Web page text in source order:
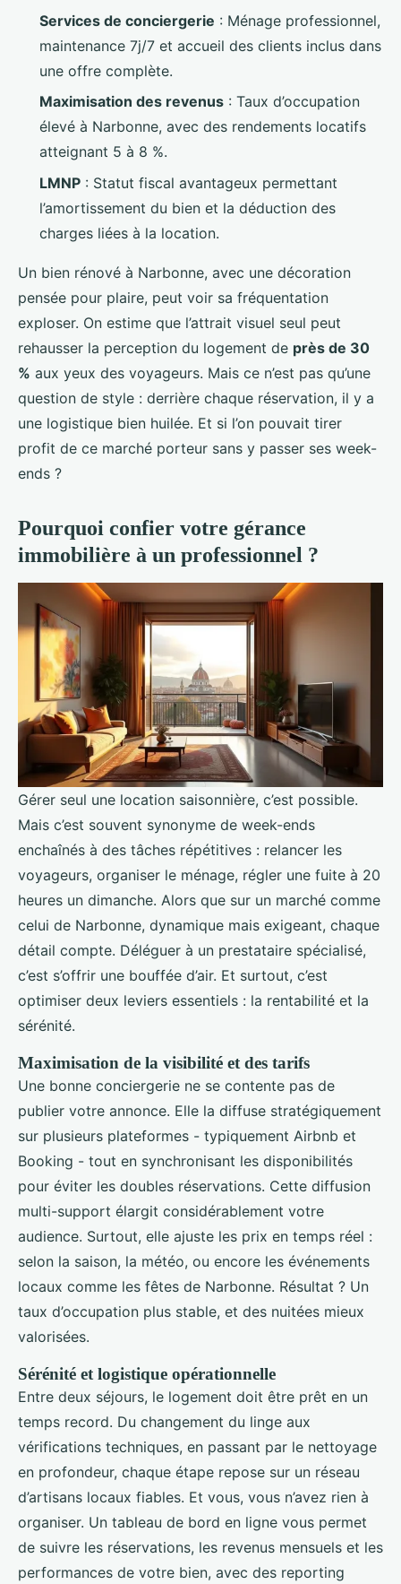
Services de conciergerie : Ménage professionnel,
maintenance 7j/7 et accueil des clients inclus dans
une offre complète.
Maximisation des revenus : Taux d’occupation
élevé à Narbonne, avec des rendements locatifs
atteignant 5 à 8 %.
LMNP : Statut fiscal avantageux permettant
l’amortissement du bien et la déduction des
charges liées à la location.
Un bien rénové à Narbonne, avec une décoration
pensée pour plaire, peut voir sa fréquentation
exploser. On estime que l’attrait visuel seul peut
rehausser la perception du logement de près de 30
% aux yeux des voyageurs. Mais ce n’est pas qu’une
question de style : derrière chaque réservation, il y a
une logistique bien huilée. Et si l’on pouvait tirer
profit de ce marché porteur sans y passer ses week-
ends ?
Pourquoi confier votre gérance
immobilière à un professionnel ?
Gérer seul une location saisonnière, c’est possible.
Mais c’est souvent synonyme de week-ends
enchaînés à des tâches répétitives : relancer les
voyageurs, organiser le ménage, régler une fuite à 20
heures un dimanche. Alors que sur un marché comme
celui de Narbonne, dynamique mais exigeant, chaque
détail compte. Déléguer à un prestataire spécialisé,
c’est s’offrir une bouffée d’air. Et surtout, c’est
optimiser deux leviers essentiels : la rentabilité et la
sérénité.
Maximisation de la visibilité et des tarifs
Une bonne conciergerie ne se contente pas de
publier votre annonce. Elle la diffuse stratégiquement
sur plusieurs plateformes - typiquement Airbnb et
Booking - tout en synchronisant les disponibilités
pour éviter les doubles réservations. Cette diffusion
multi-support élargit considérablement votre
audience. Surtout, elle ajuste les prix en temps réel :
selon la saison, la météo, ou encore les événements
locaux comme les fêtes de Narbonne. Résultat ? Un
taux d’occupation plus stable, et des nuitées mieux
valorisées.
Sérénité et logistique opérationnelle
Entre deux séjours, le logement doit être prêt en un
temps record. Du changement du linge aux
vérifications techniques, en passant par le nettoyage
en profondeur, chaque étape repose sur un réseau
d’artisans locaux fiables. Et vous, vous n’avez rien à
organiser. Un tableau de bord en ligne vous permet
de suivre les réservations, les revenus mensuels et les
performances de votre bien, avec des reporting